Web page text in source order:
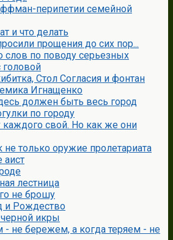
перипетии семейной
и что делать
прощения до сих пор...
слов по поводу серьезных
головой
Стол Согласия и фонтан
Игнащенко
должен быть весь город
по городу
каждого свой. Но как же они
только оружие пролетариата
аист
лестница
не брошу
и Рождество
икры
- не бережем, а когда теряем - не